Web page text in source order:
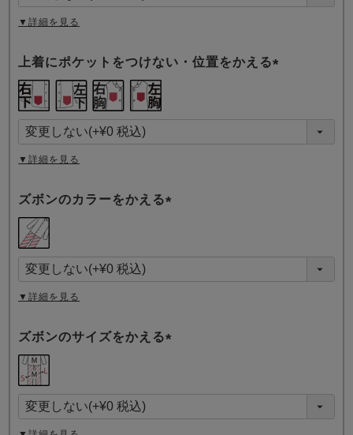
)
▼詳細を見る
上着にポケットをつけない・位置をかえる
須
)
▼詳細を見る
ズボンのカラーをかえる
須
)
▼詳細を見る
ズボンのサイズをかえる
須
)